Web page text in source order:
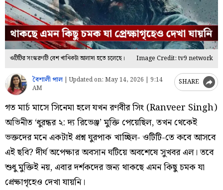
ওটিটির সংস্করণটি বেশ খানিকটা আলাদা হতে চলেছে। Image Credit: tv9 network
বৈশালী পাল |Updated on: May 14, 2026 | 9:14
AM
SHARE
গত মার্চ মাসে সিনেমা হলে যখন রণবীর সিং (Ranveer Singh)
অভিনীত ‘ধুরন্ধর ২: দ্য রিভেঞ্জ’ মুক্তি পেয়েছিল, তখন থেকেই
ভক্তদের মনে একটাই প্রশ্ন ঘুরপাক খাচ্ছিল- ওটিটি-তে কবে আসবে
এই ছবি? দীর্ঘ অপেক্ষার অবসান ঘটিয়ে অবশেষে সুখবর এল। তবে
শুধু মুক্তিই নয়, এবার দর্শকদের জন্য থাকছে এমন কিছু চমক যা
প্রেক্ষাগৃহেও দেখা যায়নি।